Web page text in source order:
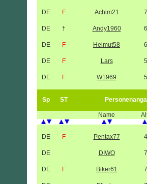
DE F Achim21
DE † Andy1960
DE F Helmut58
DE F Lars
DE F W1969
Sp ST
Name
DE F Pentax77
DE DIWO
DE F Biker61